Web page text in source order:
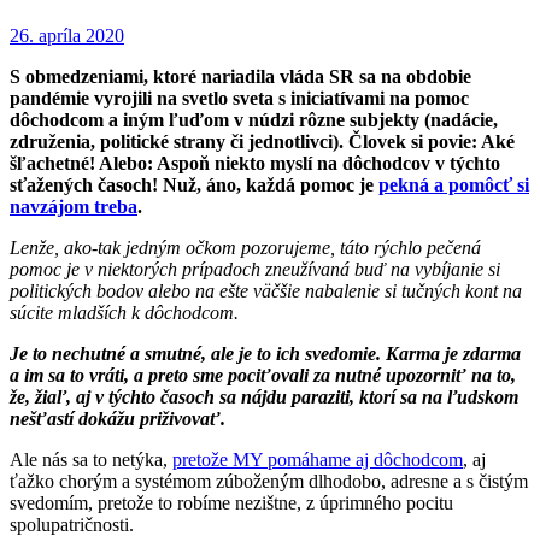
26. apríla 2020
S obmedzeniami, ktoré nariadila vláda SR sa na obdobie
pandémie vyrojili na svetlo sveta s iniciatívami na pomoc
dôchodcom a iným ľuďom v núdzi rôzne subjekty (nadácie,
združenia, politické strany či jednotlivci). Človek si povie: Aké
šľachetné! Alebo: Aspoň niekto myslí na dôchodcov v týchto
sťažených časoch! Nuž, áno, každá pomoc je pekná a pomôcť si
navzájom treba.
Lenže, ako-tak jedným očkom pozorujeme, táto rýchlo pečená
pomoc je v niektorých prípadoch zneužívaná buď na vybíjanie si
politických bodov alebo na ešte väčšie nabalenie si tučných kont na
súcite mladších k dôchodcom.
Je to nechutné a smutné, ale je to ich svedomie. Karma je zdarma
a im sa to vráti, a preto sme pociťovali za nutné upozorniť na to,
že, žiaľ, aj v týchto časoch sa nájdu paraziti, ktorí sa na ľudskom
nešťastí dokážu priživovať.
Ale nás sa to netýka, pretože MY pomáhame aj dôchodcom, aj
ťažko chorým a systémom zúboženým dlhodobo, adresne a s čistým
svedomím, pretože to robíme nezištne, z úprimného pocitu
spolupatričnosti.